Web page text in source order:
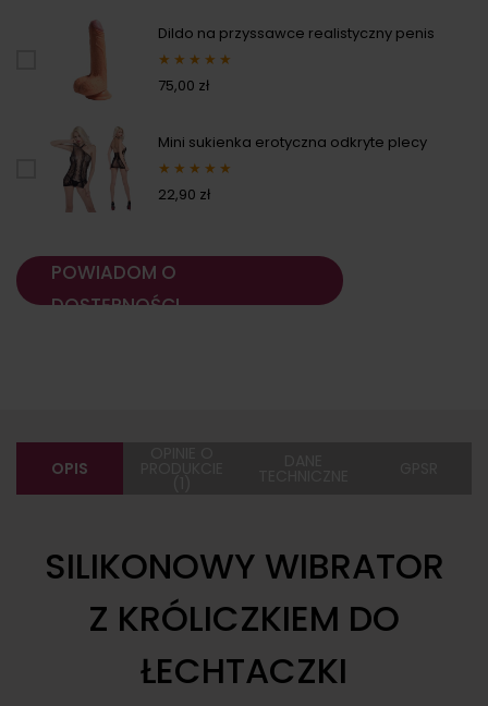
Dildo na przyssawce realistyczny penis
★ ★ ★ ★ ★
75,00 zł
Mini sukienka erotyczna odkryte plecy
★ ★ ★ ★ ★
22,90 zł
POWIADOM O
DOSTĘPNOŚCI
OPIS
SILIKONOWY WIBRATOR
Z KRÓLICZKIEM DO
ŁECHTACZKI